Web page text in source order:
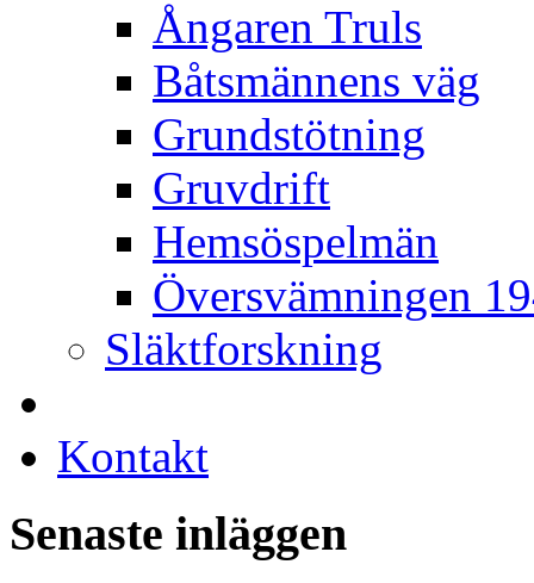
Ångaren Truls
Båtsmännens väg
Grundstötning
Gruvdrift
Hemsöspelmän
Översvämningen
Släktforskning
Kontakt
Senaste inläggen